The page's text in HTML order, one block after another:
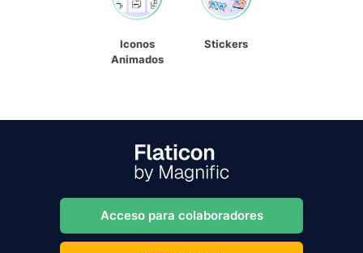
Iconos
Animados
Stickers
Acceso para colaboradores